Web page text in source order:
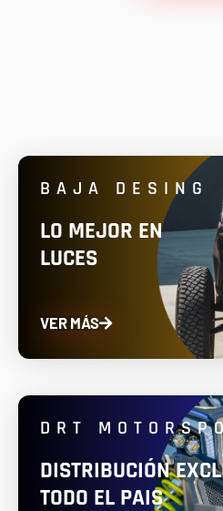
BAJA DESING
LO MEJOR EN
LUCES
VER MÁS
DRT
DISTRIBUCIÓN
TODO EL PAIS